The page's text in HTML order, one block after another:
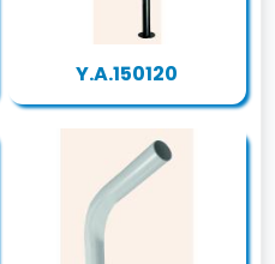
Y.A.150120